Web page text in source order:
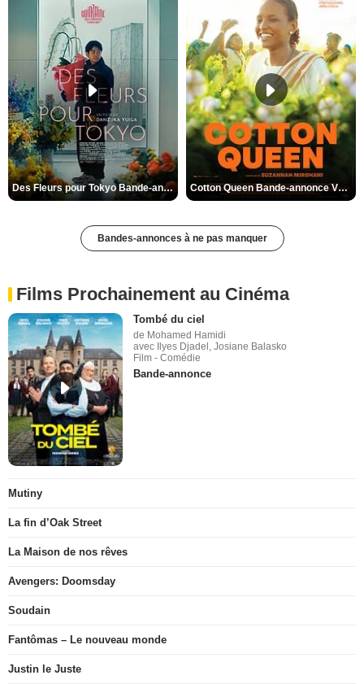
Des Fleurs pour Tokyo Bande-annonce VO STFR Cotton Queen Bande-annonce VO STFR
Bandes-annonces à ne pas manquer
Films Prochainement au Cinéma
Tombé du ciel
de Mohamed Hamidi
avec Ilyes Djadel, Josiane Balasko
Film - Comédie
Bande-annonce
Mutiny
La fin d’Oak Street
La Maison de nos rêves
Avengers: Doomsday
Soudain
Fantômas – Le nouveau monde
Justin le Juste